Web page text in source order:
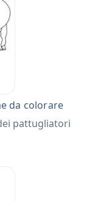
da colorare
pattugliatori